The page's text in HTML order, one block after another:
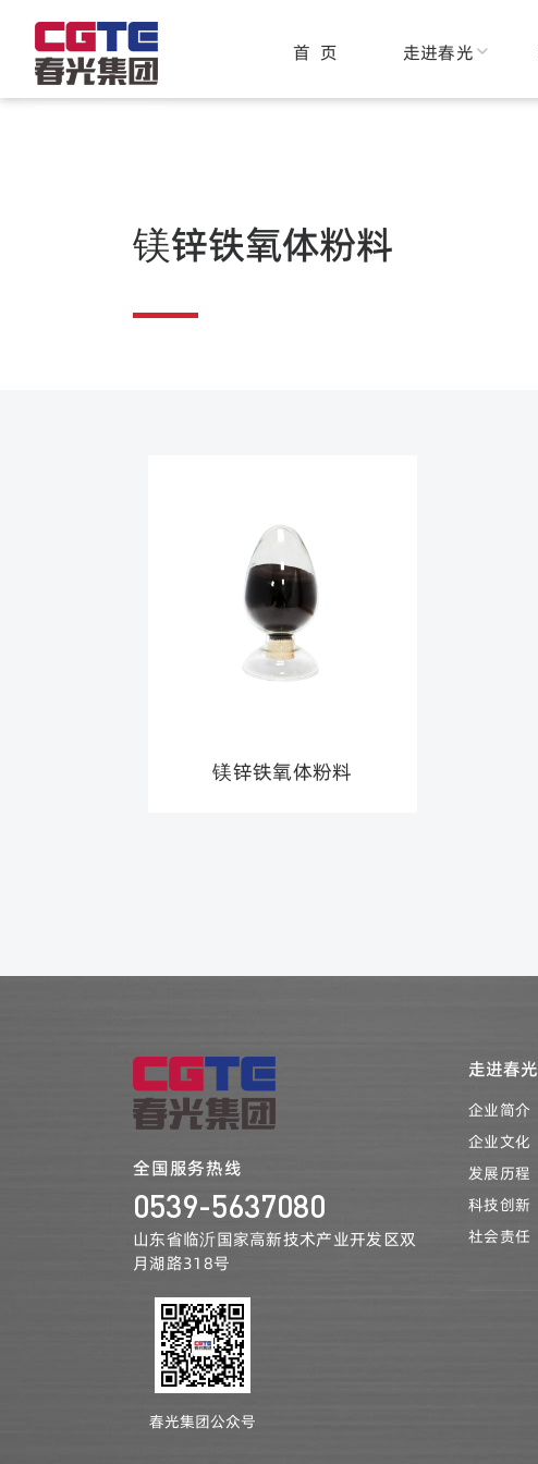
首 页 走进春光
磁性材料 磁心元件
镁锌铁氧体粉料
镁锌铁氧体粉料
全国服务热线
0539-5637080
山东省临沂国家高新技术产业开发区双
月湖路318号
春光集团公众号
走进春光
企业简介
企业文化
发展历程
科技创新
社会责任